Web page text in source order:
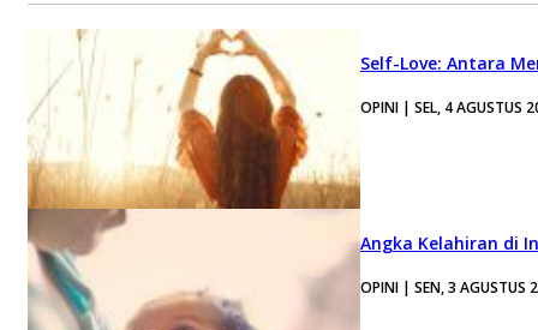
Self-Love: Antara
OPINI | SEL, 4 AGUSTUS
Angka Kelahiran di
OPINI | SEN, 3 AGUSTUS